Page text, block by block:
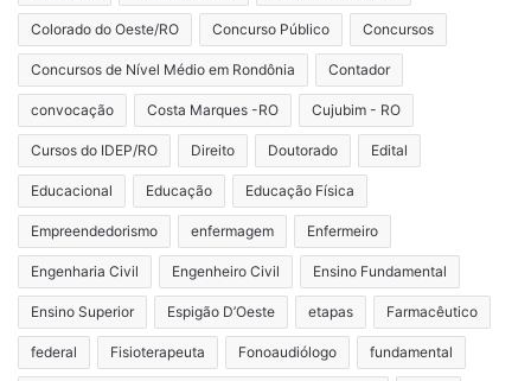
Colorado do Oeste/RO Concurso Público Concursos
Concursos de Nível Médio em Rondônia Contador
convocação Costa Marques -RO Cujubim - RO
Cursos do IDEP/RO Direito Doutorado Edital
Educacional Educação Educação Física
Empreendedorismo enfermagem Enfermeiro
Engenharia Civil Engenheiro Civil Ensino Fundamental
Ensino Superior Espigão D’Oeste etapas Farmacêutico
federal Fisioterapeuta Fonoaudiólogo fundamental